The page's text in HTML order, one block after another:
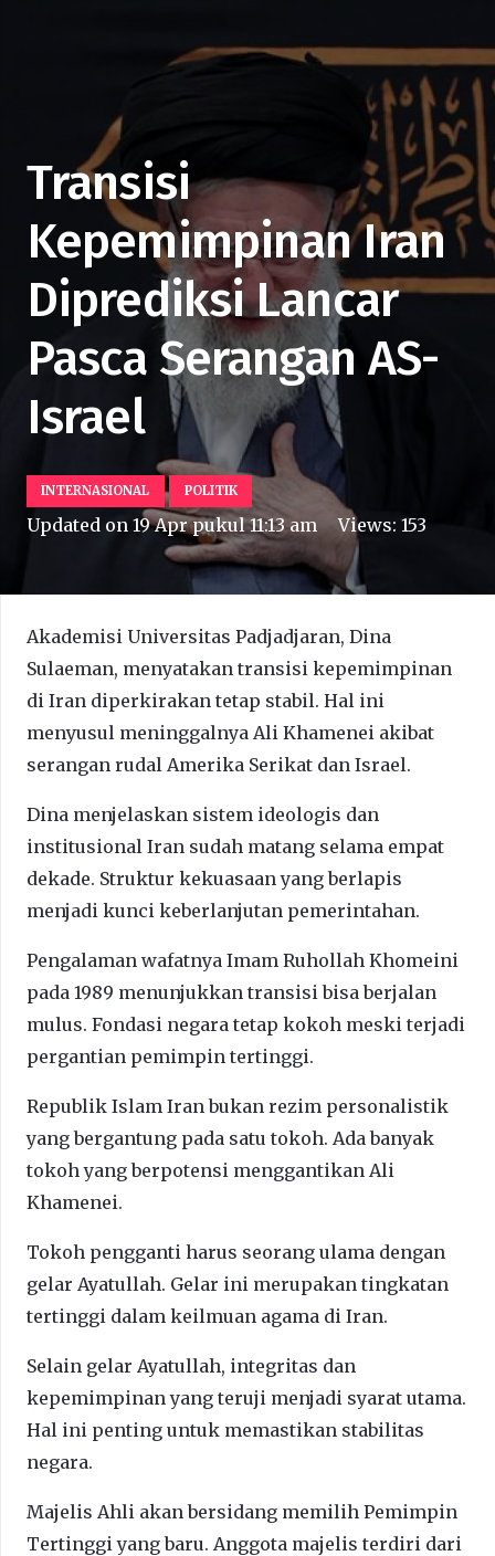
Transisi
Kepemimpinan Iran
Diprediksi Lancar
Pasca Serangan AS-
Israel
INTERNASIONAL POLITIK
Updated on 19 Apr pukul 11:13 am Views:153
Akademisi Universitas Padjadjaran, Dina
Sulaeman, menyatakan transisi kepemimpinan
di Iran diperkirakan tetap stabil. Hal ini
menyusul meninggalnya Ali Khamenei akibat
serangan rudal Amerika Serikat dan Israel.
Dina menjelaskan sistem ideologis dan
institusional Iran sudah matang selama empat
dekade. Struktur kekuasaan yang berlapis
menjadi kunci keberlanjutan pemerintahan.
Pengalaman wafatnya Imam Ruhollah Khomeini
pada 1989 menunjukkan transisi bisa berjalan
mulus. Fondasi negara tetap kokoh meski terjadi
pergantian pemimpin tertinggi.
Republik Islam Iran bukan rezim personalistik
yang bergantung pada satu tokoh. Ada banyak
tokoh yang berpotensi menggantikan Ali
Khamenei.
Tokoh pengganti harus seorang ulama dengan
gelar Ayatullah. Gelar ini merupakan tingkatan
tertinggi dalam keilmuan agama di Iran.
Selain gelar Ayatullah, integritas dan
kepemimpinan yang teruji menjadi syarat utama.
Hal ini penting untuk memastikan stabilitas
negara.
Majelis Ahli akan bersidang memilih Pemimpin
Tertinggi yang baru. Anggota majelis terdiri dari